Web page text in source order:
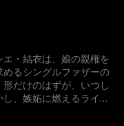
・結衣は、娘の親権を
るシングルファザーの
だけのはずが、いつし
、嫉妬に燃えるライバ